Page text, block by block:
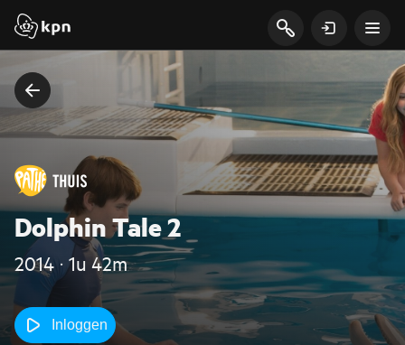
Dolphin Tale 2
2014 ‧ 1u 42m
Inloggen